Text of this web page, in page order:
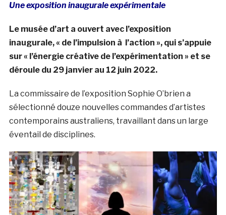
Une exposition inaugurale expérimentale
Le musée d’art a ouvert avec l’exposition
inaugurale, « de l’impulsion à l’action », qui s’appuie
sur « l’énergie créative de l’expérimentation » et se
déroule du 29 janvier au 12 juin 2022.
La commissaire de l’exposition Sophie O’brien a
sélectionné douze nouvelles commandes d’artistes
contemporains australiens, travaillant dans un large
éventail de disciplines.